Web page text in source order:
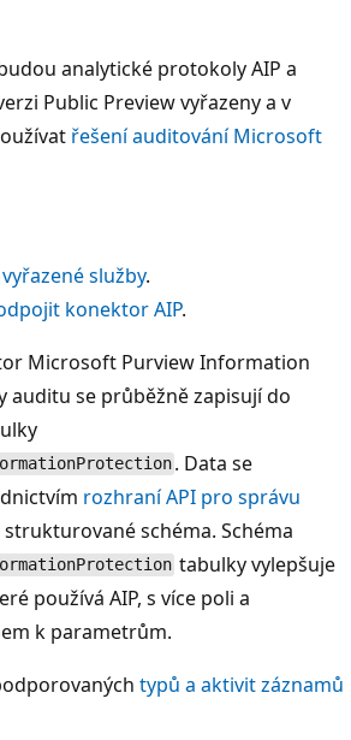
analytické protokoly AIP a
Public Preview vyřazeny a v
řešení auditování Microsoft
služby.
konektor AIP.
Microsoft Purview Information
se průběžně zapisují do
. Data se
rozhraní API pro správu
schéma. Schéma
tabulky vylepšuje
používá AIP, s více poli a
k parametrům.
typů a aktivit záznamů